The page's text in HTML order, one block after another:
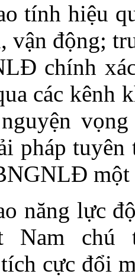
tính hiệu
vận động;
chính
các kênh
pháp
một
năng lực
Nam chú
cực đổi